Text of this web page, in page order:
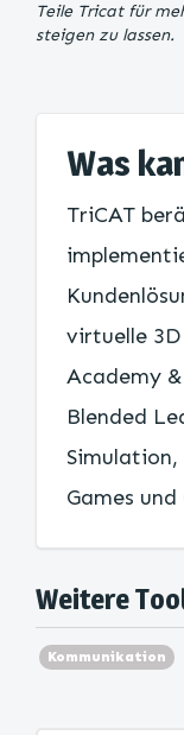
Teile Tricat für
steigen zu lassen.
Was
TriCAT
virtuelle
Academy
Blended
Simulation,
Games
Weitere
Kommunikation